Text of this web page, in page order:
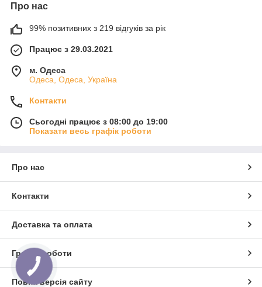
Про нас
99% позитивних з 219 відгуків за рік
Працює з 29.03.2021
м. Одеса
Одеса, Одеса, Україна
Контакти
Сьогодні працює з 08:00 до 19:00
Показати весь графік роботи
Про нас
Контакти
Доставка та оплата
Графік роботи
Повна версія сайту